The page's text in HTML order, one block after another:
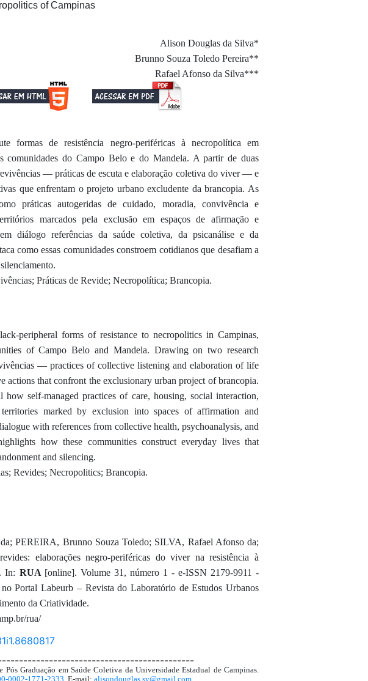
of Campinas
Alison Douglas da Silva*
Brunno Souza Toledo Pereira**
Rafael Afonso da Silva***
formas de resistência negro-periféricas à necropolítica em
comunidades do Campo Belo e do Mandela. A partir de duas
— práticas de escuta e elaboração coletiva do viver — e
que enfrentam o projeto urbano excludente da brancopia. As
práticas autogeridas de cuidado, moradia, convivência e
marcados pela exclusão em espaços de afirmação e
diálogo referências da saúde coletiva, da psicanálise e da
como essas comunidades constroem cotidianos que desafiam a
Práticas de Revide; Necropolítica; Brancopia.
peripheral forms of resistance to necropolitics in Campinas,
of Campo Belo and Mandela. Drawing on two research
— practices of collective listening and elaboration of life
that confront the exclusionary urban project of brancopia.
how self-managed practices of care, housing, social interaction,
marked by exclusion into spaces of affirmation and
with references from collective health, psychoanalysis, and
how these communities construct everyday lives that
and silencing.
Revides; Necropolitics; Brancopia.
PEREIRA, Brunno Souza Toledo; SILVA, Rafael Afonso da;
elaborações negro-periféricas do viver na resistência à
In: RUA [online]. Volume 31, número 1 - e-ISSN 2179-9911 -
Portal Labeurb – Revista do Laboratório de Estudos Urbanos
da Criatividade.
rua/
Pós Graduação em Saúde Coletiva da Universidade Estadual de Campinas.
0002-1771-2333 . E-mail:alisondouglas.sv@gmail.com